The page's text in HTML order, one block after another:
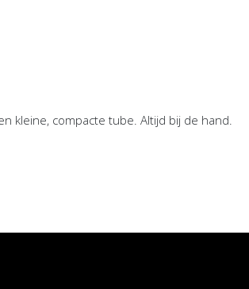
kleine, compacte tube. Altijd bij de hand.